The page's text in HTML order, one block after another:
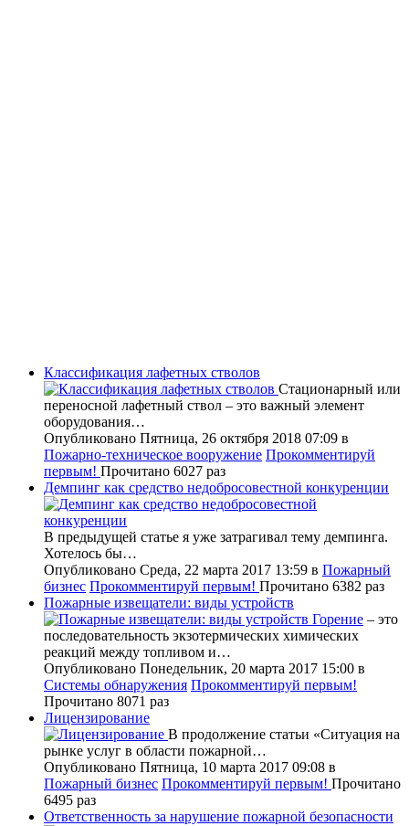
Классификация лафетных стволов
Стационарный или
переносной лафетный ствол – это важный элемент
оборудования…
Опубликовано Пятница, 26 октября 2018 07:09 в
Пожарно-техническое вооружение Прокомментируй
первым! Прочитано 6027 раз
Демпинг как средство недобросовестной конкуренции
В предыдущей статье я уже затрагивал тему демпинга.
Хотелось бы…
Опубликовано Среда, 22 марта 2017 13:59 в Пожарный
бизнес Прокомментируй первым! Прочитано 6382 раз
Пожарные извещатели: виды устройств
Горение – это
последовательность экзотермических химических
реакций между топливом и…
Опубликовано Понедельник, 20 марта 2017 15:00 в
Системы обнаружения Прокомментируй первым!
Прочитано 8071 раз
Лицензирование
В продолжение статьи «Ситуация на
рынке услуг в области пожарной…
Опубликовано Пятница, 10 марта 2017 09:08 в
Пожарный бизнес Прокомментируй первым! Прочитано
6495 раз
Ответственность за нарушение пожарной безопасности